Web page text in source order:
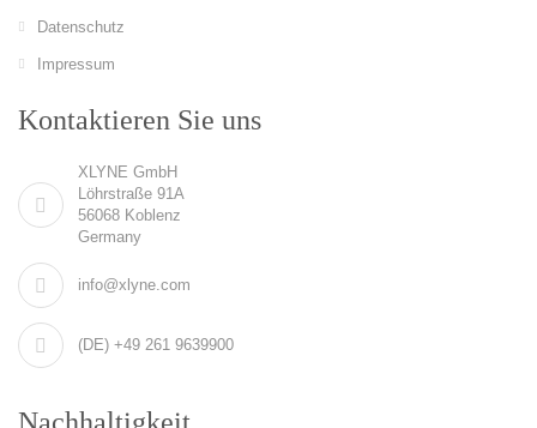
Datenschutz
Impressum
Kontaktieren Sie uns
XLYNE GmbH
Löhrstraße 91A
56068 Koblenz
Germany
info@xlyne.com
(DE) +49 261 9639900